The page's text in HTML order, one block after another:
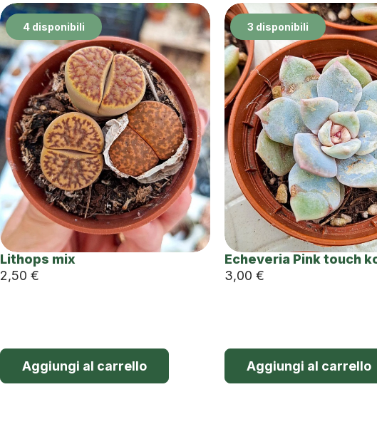
4 disponibili
Lithops mix
2,50 €
Aggiungi al carrello
3 disponibili
Echeveria Pink touch
3,00 €
Aggiungi al carrello